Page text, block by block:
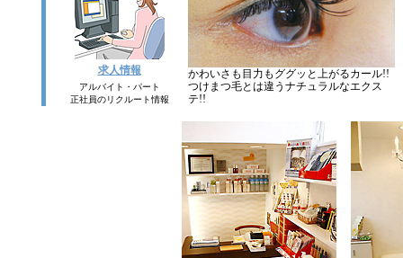
求人情報
アルバイト・パート
正社員のリクルート情報
かわいさも目力もググッと上がるカール!!
つけまつ毛とは違うナチュラルなエクス
テ!!